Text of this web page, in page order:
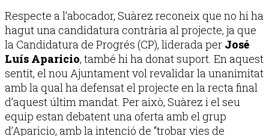
Respecte a l’abocador, Suàrez reconeix que no hi ha
hagut una candidatura contrària al projecte, ja que
la Candidatura de Progrés (CP), liderada per José
Luís Aparicio, també hi ha donat suport. En aquest
sentit, el nou Ajuntament vol revalidar la unanimitat
amb la qual ha defensat el projecte en la recta final
d’aquest últim mandat. Per això, Suàrez i el seu
equip estan debatent una oferta amb el grup
d’Aparicio, amb la intenció de “trobar vies de